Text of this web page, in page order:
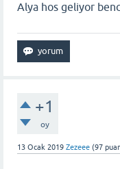
Alya hos geliyor
+1
oy
13 Ocak 2019 Zezeee (97